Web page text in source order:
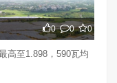
0 0 0
高至1.898，590瓦均